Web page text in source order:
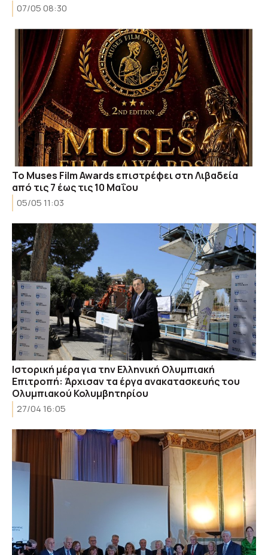
07/05 08:30
Το Muses Film Awards επιστρέφει στη Λιβαδεία
από τις 7 έως τις 10 Μαΐου
05/05 11:03
Ιστορική μέρα για την Ελληνική Ολυμπιακή
Επιτροπή: Άρχισαν τα έργα ανακατασκευής του
Ολυμπιακού Κολυμβητηρίου
27/04 16:05